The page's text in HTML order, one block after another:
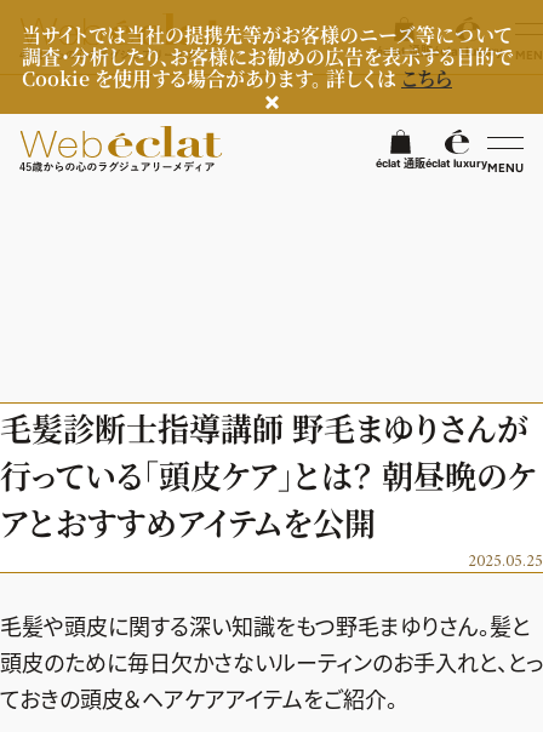
当サイトでは当社の提携先等がお客様のニーズ等について
調査・分析したり、お客様にお勧めの広告を表示する目的で
Cookie を使用する場合があります。 詳しくはこちら
éclat 通販éclat luxuryMENU検
8月の毎日コーデ
50代なに着てる？
ファッション特集
ヘアスタイル・ヘアケア
エイジングケア
メイク
50代ベストコスメ
ヘルスケア
ヘルスケアTOPICS
更年期
ストレッチ・エクササイズ
ダイエット
50代健康のお悩み
ライフスタイル
車・家電
住まい
旅行＆グルメ
エクラ 華組
エクラ 華組ランキング
チームJマダムメンバー一覧
チームJマダムランキング
編集長コラム
あら、素敵☆ 手帖
占い
éclat 通販éclat luxury
毛髪診断士指導講師 野毛まゆりさんが
行っている「頭皮ケア」とは？ 朝昼晩のケ
アとおすすめアイテムを公開
2025.05.25
毛髪や頭皮に関する深い知識をもつ野毛まゆりさん。髪と
頭皮のために毎日欠かさないルーティンのお手入れと、とっ
ておきの頭皮＆ヘアケアアイテムをご紹介。